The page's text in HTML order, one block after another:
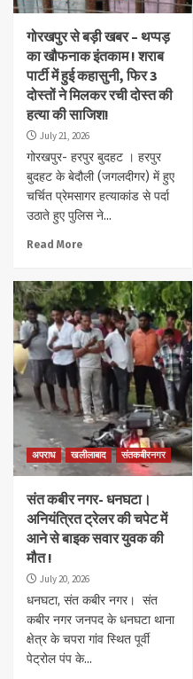
गोरखपुर से बड़ी खबर – थप्पड़
का खौफनाक इंतकाम ! शराब
पार्टी में हुई कहासुनी, फिर 3
दोस्तों ने मिलकर रची दोस्त की
हत्या की साजिश!
July 21, 2026
गोरखपुर- हरपुर बुदहट । हरपुर
बुदहट के बेदौली (जगलदीगर) में हुए
चर्चित प्रेमसागर हत्याकांड से पर्दा
उठाते हुए पुलिस ने...
Read More
अपराध खलीलाबाद संतकबीरनगर
संत कबीर नगर- धनघटा।
अनियंत्रित ट्रेलर की चपेट में
आने से बाइक सवार युवक की
मौत !
July 20, 2026
धनघटा, संत कबीर नगर। संत
कबीर नगर जनपद के धनघटा थाना
क्षेत्र के चपरा गांव स्थित पूर्वी
पेट्रोल पंप के...